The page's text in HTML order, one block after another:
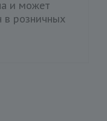
и может
в розничных